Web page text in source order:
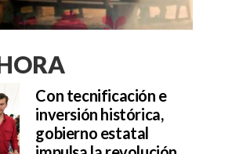
Con tecnificación e
inversión histórica,
gobierno estatal